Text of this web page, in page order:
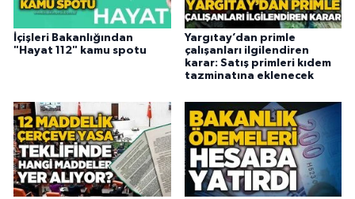
İçişleri Bakanlığından
"Hayat 112" kamu spotu
Yargıtay’dan primle
çalışanları ilgilendiren
karar: Satış primleri kıdem
tazminatına eklenecek